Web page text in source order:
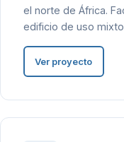
el norte de África.
edificio de uso mixto
Ver proyecto